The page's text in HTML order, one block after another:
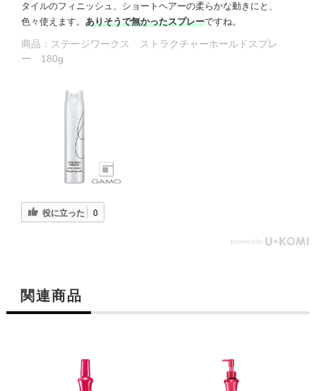
タイルのフィニッシュ、ショートヘアーの柔らかな動きにと、
色々使えます。 ありそうで無かったスプレーですね。
商品： ステージワークス ストラクチャーホールドスプレ
ー 180g
役に立った 0
関連商品